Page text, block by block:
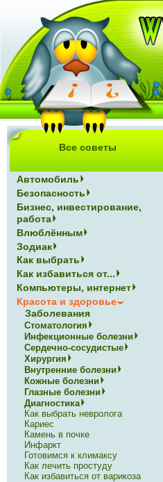
Все советы
Автомобиль
Безопасность
Бизнес, инвестирование,
работа
Влюблённым
Зодиак
Как выбрать
Как избавиться от...
Компьютеры, интернет
Красота и здоровье
Заболевания
Стоматология
Инфекционные болезни
Сердечно-сосудистые
Хирургия
Внутренние болезни
Кожные болезни
Глазные болезни
Диагностика
Как выбрать невролога
Кариес
Камень в почке
Инфаркт
Готовимся к климаксу
Как лечить простуду
Как избавиться от варикоза